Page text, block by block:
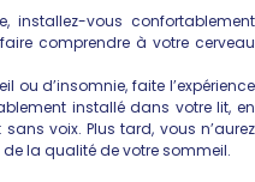
installez-vous confortablement
comprendre à votre cerveau
ou d’insomnie, faite l’expérience
installé dans votre lit, en
voix. Plus tard, vous n’aurez
la qualité de votre sommeil.